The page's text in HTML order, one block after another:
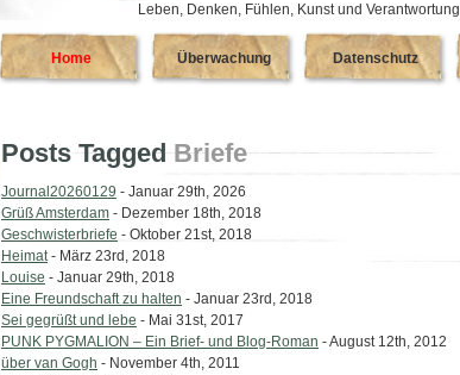
Leben, Denken, Fühlen, Kunst und Verantwortung
Home Überwachung Datenschutz
Posts Tagged Briefe
Journal20260129 - Januar 29th, 2026
Grüß Amsterdam - Dezember 18th, 2018
Geschwisterbriefe - Oktober 21st, 2018
Heimat- März 23rd, 2018
Louise - Januar 29th, 2018
Eine Freundschaft zu halten - Januar 23rd, 2018
Sei gegrüßt und lebe - Mai 31st, 2017
PUNK PYGMALION – Ein Brief- und Blog-Roman - August 12th, 2012
über van Gogh - November 4th, 2011